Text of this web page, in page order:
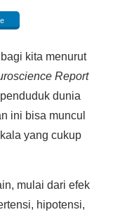
kita menurut
Report
dunia
ini bisa muncul
yang cukup
mulai dari efek
hipotensi,